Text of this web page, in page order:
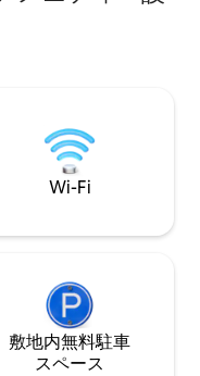
白
で
い。ロマンチック
Wi-Fi
敷地内無料駐⁠車
ス⁠ペ⁠ー⁠ス